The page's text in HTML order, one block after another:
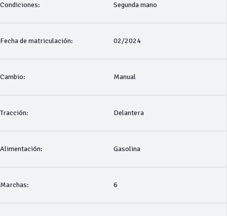
Condiciones: Segunda mano
Fecha de matriculación: 02/2024
Cambio: Manual
Tracción: Delantera
Alimentación: Gasolina
Marchas: 6